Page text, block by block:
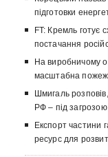
підготовки
FT: Кремль готує
постачання
На виробничому
масштабна
Шмигаль
РФ – під
Експорт частини
ресурс для